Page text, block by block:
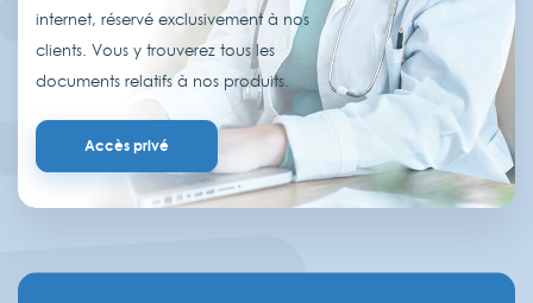
internet, réservé exclusivement à nos
clients. Vous y trouverez tous les
documents relatifs à nos produits.
Accès privé